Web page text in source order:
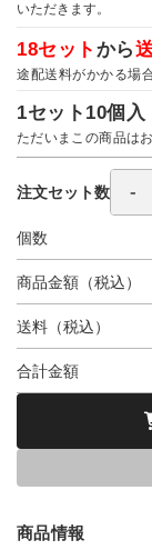
いただきます。
18セット から
途配送料がかかる場
1セット10個入
ただいまこの商品は
注文セット数
個数
商品金額（税込）
送料（税込）
合計金額
商品情報